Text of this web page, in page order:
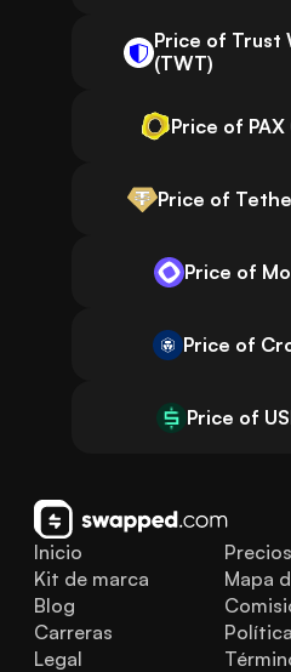
Price of Trust
(TWT)
Price of PAX
Price of
Price of
Price of
Price of
Inicio
Kit de marca
Blog
Legal
Carreras
Mapa